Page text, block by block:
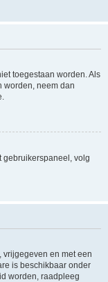
toegestaan worden. Als
worden, neem dan
gebruikerspaneel, volg
vrijgegeven en met een
is beschikbaar onder
worden, raadpleeg